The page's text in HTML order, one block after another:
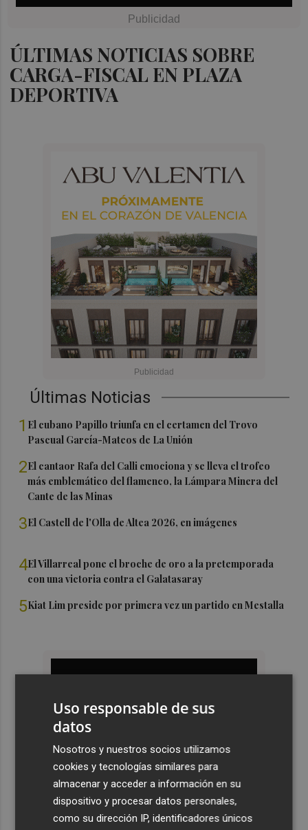
ÚLTIMAS NOTICIAS SOBRE
CARGA-FISCAL EN PLAZA
DEPORTIVA
Últimas Noticias
1 El cubano Papillo triunfa en el certamen del Trovo
Pascual García-Mateos de La Unión
2El cantaor Rafa del Calli emociona y se lleva el trofeo
más emblemático del flamenco, la Lámpara Minera del
Cante de las Minas
3El Castell de l'Olla de Altea 2026, en imágenes
4El Villarreal pone el broche de oro a la pretemporada
con una victoria contra el Galatasaray
5Kiat Lim preside por primera vez un partido en Mestalla
Uso responsable de sus
datos
Nosotros y nuestros socios utilizamos
cookies y tecnologías similares para
almacenar y acceder a información en su
dispositivo y procesar datos personales,
como su dirección IP, identificadores únicos